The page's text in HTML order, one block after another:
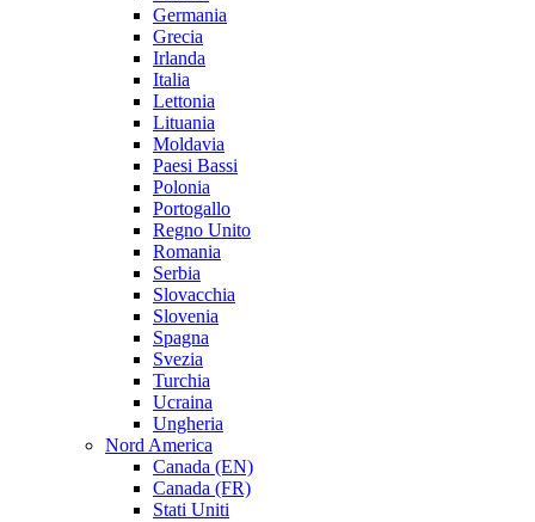
Germania
Grecia
Irlanda
Italia
Lettonia
Lituania
Moldavia
Paesi Bassi
Polonia
Portogallo
Regno Unito
Romania
Serbia
Slovacchia
Slovenia
Spagna
Svezia
Turchia
Ucraina
Ungheria
Nord America
Canada (EN)
Canada (FR)
Stati Uniti